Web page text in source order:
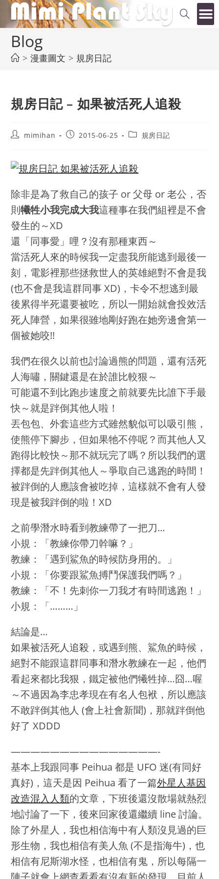
Blog
> 漫畫圖文 > 規房日記
規房日記 – 如果被活死人追殺
mimihan 2015-06-25 規房日記
除非是為了救自己的孩子 or 父母 or 老公，否
則犧牲小我完成大我這種事在我們組裡是不會
發生的～XD
還「同事愛」哩？沒有那種東西～
當活死人來的時候我一定盡我所能逃到最後一
刻，電影裡那些拯救世人的英雄絕對不會是我
(也不會是我這群同事 XD)，卡令不想逃到最
後累得半死還要被吃，所以一開始就會投效活
死人陣營，如果很雖地剛好跑在她旁邊會第一
個被她咬!!
我們在很久以前也討論過熊的問題，還有活死
人海嘯，關鍵還是在於誰比較狠～
可能還不到比跑步速度之前就要先比誰下手最
快～就是跘倒其他人啦！
丟包包、外套這些方式雖然貌似可以吸引熊，
使熊停下腳步，但如果牠不停呢？而其他人又
跑得比較快～那不就玩完了嗎？所以我們的選
擇都是先跘倒其他人～爭取自己逃跑的時間！
被跘倒的人應該會被吃掉，這樣就不會有人發
現是被我跘倒的啦！XD
之前學潛水時看到教練帶了一把刀…
小規：「教練你帶刀幹嘛？」
教練：「遇到鯊魚的時候防身用的。」
小規：「你要跟鯊魚搏鬥保護我們嗎？」
教練：「不！先刺你一刀我才有時間逃跑！」
小規：「………」
結論是…
如果被活死人追殺 ，或遇到熊、鯊魚的時候，
絕對不能跟這群同事和潛水教練在一起，他們
看起來都比我狠，鐵定被他們犧牲掉…囧…喔
～不過因為李忠孝現在有名人包袱，所以應該
不敢跘倒其他人 (會上社會新聞)，那就跘倒他
好了 XDDD
———————————————-
基本上我跟同事 Peihua 都是 UFO 迷(有同好
真好)，這天是因 Peihua 看了一篇外星人基因
改造混入人類的文章，下班後還沒散場就熱烈
地討論了一下，後來回家後還繼續 line 討論。
除了外星人，我也相信海中有人類沒見過的巨
形生物，我也相信有美人魚 (不是指海牛)，也
相信有尼斯湖水怪，也相信有鬼，所以每隔一